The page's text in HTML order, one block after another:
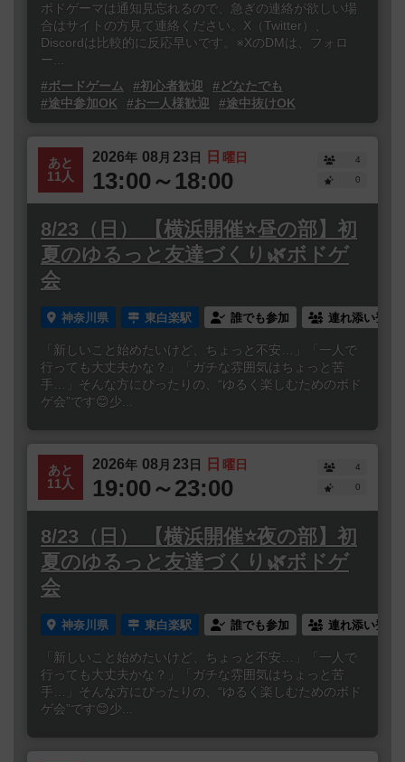
ボドゲーマは通知見忘れるので、急ぎの連絡が欲しい場
合はサイトの方見て連絡ください。X（Twitter）、
Discordは比較的に反応早いです。※XのDMは、フォロ
ー...
#ボードゲーム
#初心者歓迎
#どなたでも
#途中参加OK
#お一人様歓迎 #途中抜けOK
あと
11人
2026年 08 月 23日 日 曜日
13:00～18:00
4
0
8/23（日） 【横浜開催⭐️昼の部】初
夏のゆるっと友達づくり🌿ボドゲ
会
神奈川県 東白楽駅 誰でも参加 連れ添い登録
「新しいこと始めたいけど、ちょっと不安…」「一人で
行っても大丈夫かな？」「ガチな雰囲気はちょっと苦
手…」そんな方にぴったりの、“ゆるく楽しむためのボド
ゲ会”です😊少...
あと
11人
2026年 08 月 23日 日 曜日
19:00～23:00
4
0
8/23（日） 【横浜開催⭐️夜の部】初
夏のゆるっと友達づくり🌿ボドゲ
会
神奈川県 東白楽駅 誰でも参加 連れ添い登録
「新しいこと始めたいけど、ちょっと不安…」「一人で
行っても大丈夫かな？」「ガチな雰囲気はちょっと苦
手…」そんな方にぴったりの、“ゆるく楽しむためのボド
ゲ会”です😊少...